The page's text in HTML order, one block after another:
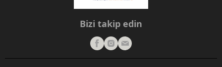
Bizi takip edin